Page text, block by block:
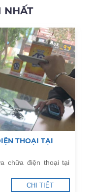
NHẤT
THOẠI TẠI
chữa điện thoại tại
CHI TIẾT